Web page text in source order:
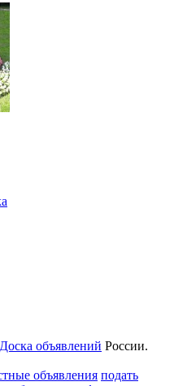
Доска объявлений России.
объявления подать